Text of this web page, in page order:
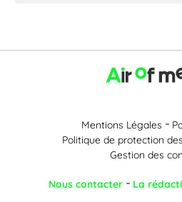
Mentions Légales
Politique de protection
Gestion des
Nous contacter La